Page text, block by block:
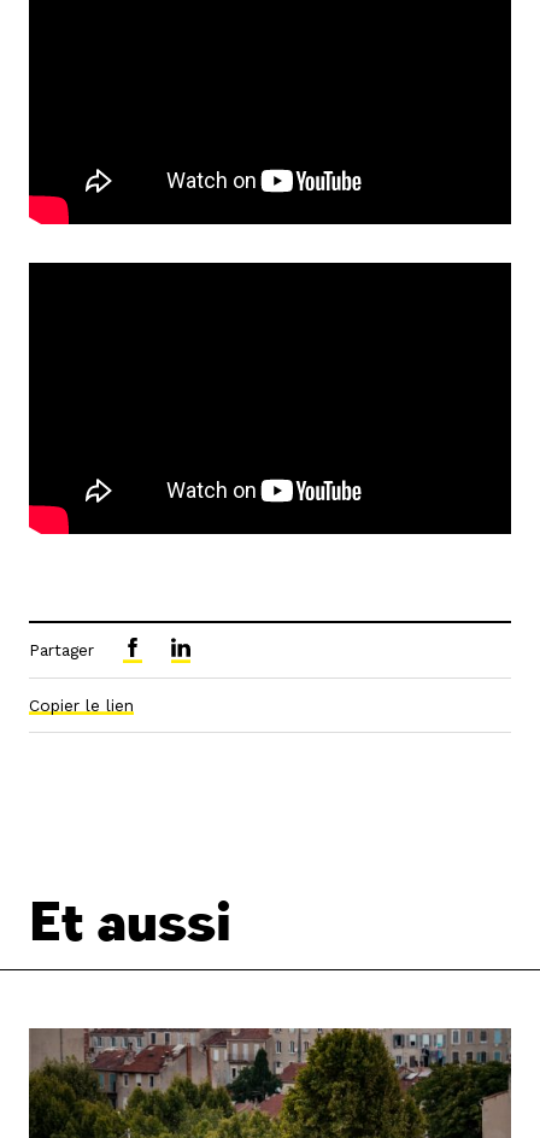
Partager
Copier le lien
Et aussi